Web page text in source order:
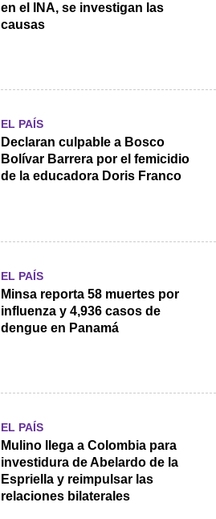
en el INA, se investigan las
causas
EL PAÍS
Declaran culpable a Bosco
Bolívar Barrera por el femicidio
de la educadora Doris Franco
EL PAÍS
Minsa reporta 58 muertes por
influenza y 4,936 casos de
dengue en Panamá
EL PAÍS
Mulino llega a Colombia para
investidura de Abelardo de la
Espriella y reimpulsar las
relaciones bilaterales